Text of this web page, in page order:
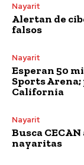
Nayarit
Alertan de
falsos
Nayarit
Esperan 50
Sports
California
Nayarit
Busca
nayaritas